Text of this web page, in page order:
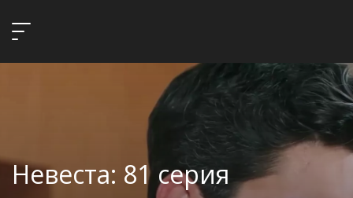
Невеста: 81 серия